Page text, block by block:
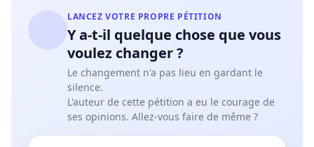
LANCEZ VOTRE PROPRE PÉTITION
Y a-t-il quelque chose que vous
voulez changer ?
Le changement n'a pas lieu en gardant le
silence.
L'auteur de cette pétition a eu le courage de
ses opinions. Allez-vous faire de même ?